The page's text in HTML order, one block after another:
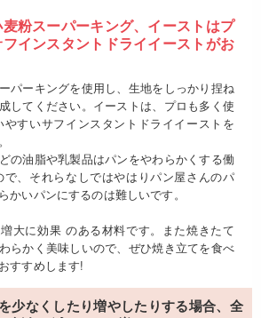
粉スーパーキング、イーストはプ
インスタントドライイーストがお
パーキングを使用し、生地をしっかり捏ね
してください。イーストは、プロも多く使
やすいサフインスタントドライイーストを
の油脂や乳製品はパンをやわらかくする働
で、それらなしではやはりパン屋さんのパ
かいパンにするのは難しいです。
大に効果 のある材料です。また焼きたて
らかく美味しいので、ぜひ焼き立てを食べ
すすめします!
少なくしたり増やしたりする場合、全